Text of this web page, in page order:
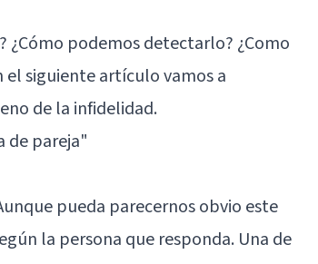
¿Cómo podemos detectarlo? ¿Como
el siguiente artículo vamos a
de la infidelidad.
de pareja"
pueda parecernos obvio este
la persona que responda. Una de